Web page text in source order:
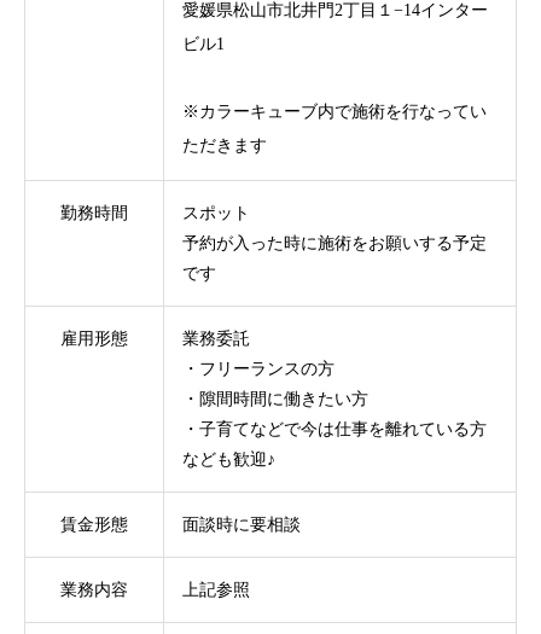
愛媛県松山市北井門2丁目１−14インター
ビル1
※カラーキューブ内で施術を行なってい
ただきます
勤務時間
スポット
予約が入った時に施術をお願いする予定
です
雇用形態
業務委託
・フリーランスの方
・隙間時間に働きたい方
・子育てなどで今は仕事を離れている方
なども歓迎♪
賃金形態 面談時に要相談
業務内容 上記参照